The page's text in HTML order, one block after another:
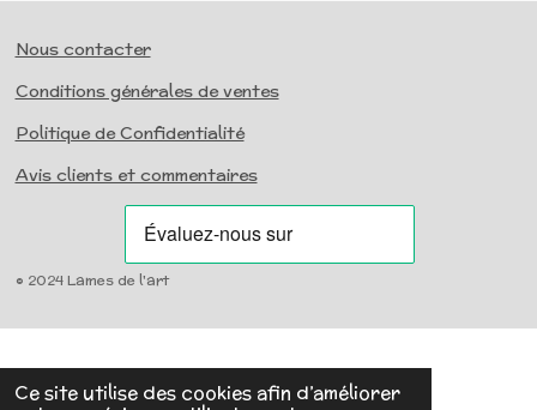
Ce site utilise des cookies afin d’améliorer
Nous contacter
Conditions générales de ventes
Politique de Confidentialité
Avis clients et commentaires
© 2024 Lames de l'art